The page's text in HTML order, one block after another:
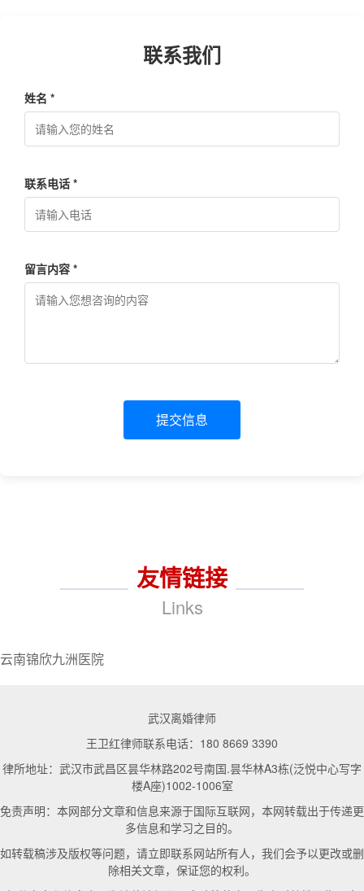
联系我们
姓名 *
联系电话 *
留言内容 *
提交信息
友情链接
Links
云南锦欣九洲医院
武汉离婚律师
王卫红律师联系电话：180 8669 3390
律所地址：武汉市武昌区昙华林路202号南国.昙华林A3栋(泛悦中心写字
楼A座)1002-1006室
免责声明：本网部分文章和信息来源于国际互联网，本网转载出于传递更
多信息和学习之目的。
如转载稿涉及版权等问题，请立即联系网站所有人，我们会予以更改或删
除相关文章，保证您的权利。